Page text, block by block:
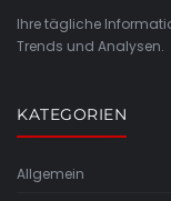
Ihre tägliche
Trends und Analysen.
KATEGORIEN
Allgemein